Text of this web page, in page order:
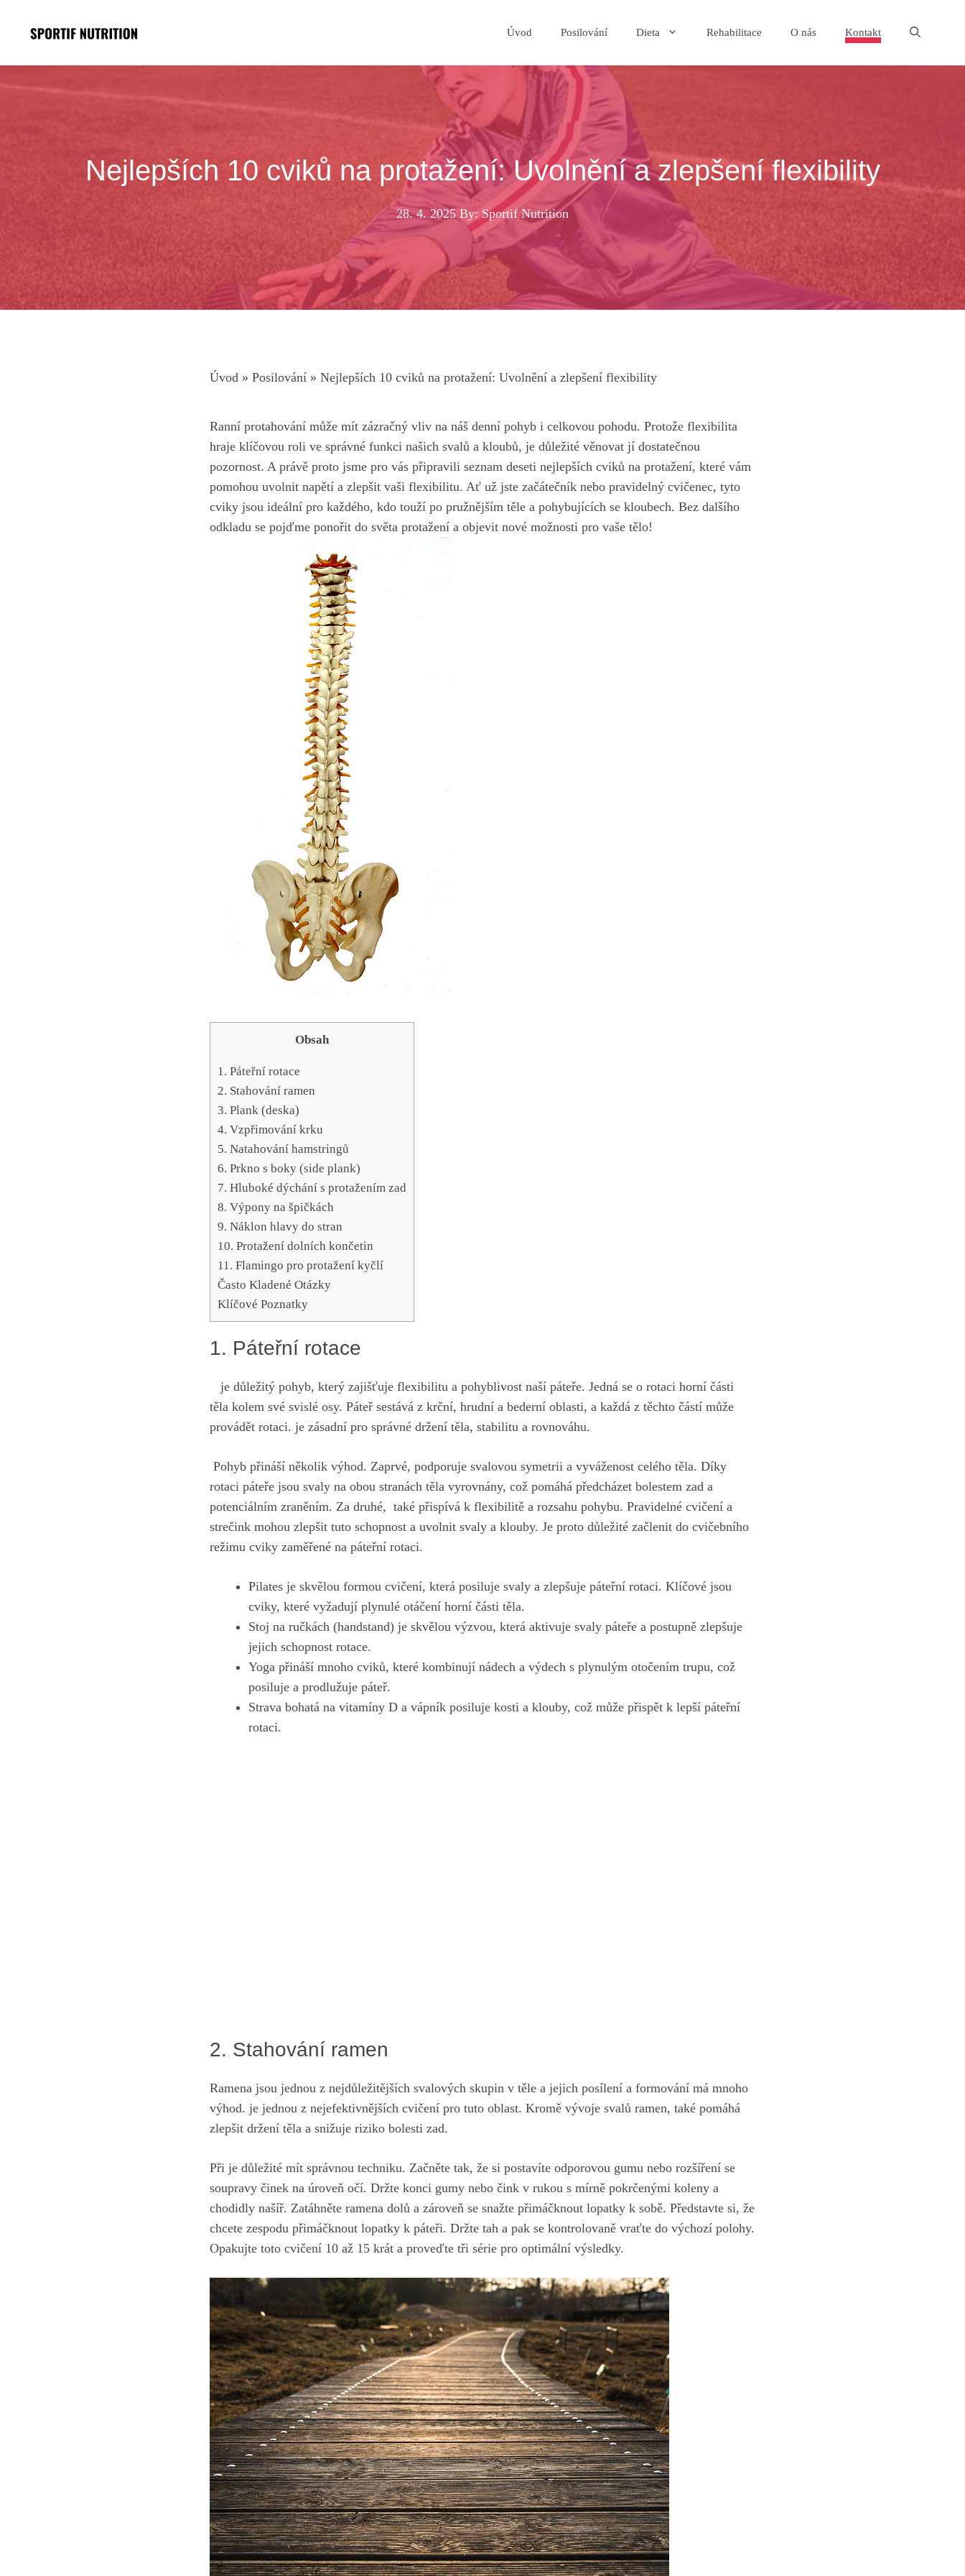
Úvod Posilování Dieta Rehabilitace O nás Kontakt
Nejlepších 10 cviků na protažení: Uvolnění a zlepšení flexibility
28. 4. 2025 By: Sportif Nutrition
Úvod » Posilování » Nejlepších 10 cviků na protažení: Uvolnění a zlepšení flexibility
Ranní protahování může mít ⁣zázračný vliv ‌na náš‍ denní⁤ pohyb i celkovou pohodu. ‌Protože flexibilita
hraje klíčovou roli ⁢ve správné funkci našich svalů ⁣a kloubů, je důležité věnovat jí dostatečnou
pozornost.‌ A⁢ právě ​proto jsme pro vás připravili⁤ seznam deseti nejlepších cviků na protažení,⁣ které vám
‍pomohou uvolnit napětí⁢ a zlepšit vaši ⁤flexibilitu. Ať už jste začátečník nebo pravidelný cvičenec, tyto
cviky jsou ‌ideální ⁢pro ‍každého, ⁢kdo touží po ⁣pružnějším ⁤těle a ⁢pohybujících se kloubech. ⁢Bez dalšího
odkladu se ​pojďme ponořit do světa protažení a objevit nové možnosti pro vaše ‌tělo!
Obsah
1. Páteřní rotace
2. Stahování ramen
3. Plank (deska)
4. Vzpřimování krku
5.‍ Natahování hamstringů
6. Prkno s boky ⁣(side plank)
7.‍ Hluboké ⁣dýchání s protažením zad
8. Výpony na špičkách
9.⁢ Náklon⁢ hlavy do stran
10. Protažení dolních⁣ končetin
11. Flamingo ⁣pro protažení kyčlí
Často Kladené Otázky
Klíčové Poznatky
1. Páteřní rotace
‍ ‌ ⁤ je ‍důležitý pohyb, který ⁤zajišťuje flexibilitu⁣ a‍ pohyblivost ⁤naší ⁤páteře. Jedná se o rotaci horní části
těla kolem ‌své svislé⁢ osy. Páteř sestává ‍z krční, hrudní a bederní ‍oblasti, a‍ každá z‌ těchto částí může
provádět rotaci. je zásadní pro správné držení těla, ⁣stabilitu a⁢ rovnováhu.
⁢ ⁤Pohyb přináší několik výhod. Zaprvé, podporuje ⁣svalovou symetrii a vyváženost ⁤celého ⁤těla. Díky
rotaci páteře ​jsou ​svaly na‍ obou ⁢stranách těla ⁤vyrovnány, což pomáhá předcházet⁣ bolestem‍ zad ‍a
potenciálním ⁢zraněním. Za druhé, ​ ⁢také přispívá k flexibilitě ‍a ⁢rozsahu pohybu. ‍Pravidelné cvičení ‍a
strečink​ mohou zlepšit tuto schopnost a uvolnit svaly a klouby. Je⁢ proto důležité začlenit ⁤do cvičebního
režimu cviky zaměřené na ​páteřní rotaci.
Pilates je‌ skvělou formou cvičení,‌ která⁣ posiluje svaly a zlepšuje páteřní rotaci. Klíčové ⁤jsou
cviky, které vyžadují ⁣plynulé otáčení ⁣horní části těla.
Stoj na ručkách (handstand) je skvělou výzvou, která aktivuje svaly ⁣páteře a postupně zlepšuje
jejich schopnost​ rotace.
Yoga⁤ přináší mnoho‌ cviků, ‍které kombinují nádech a⁤ výdech s plynulým otočením trupu, což ​
posiluje a prodlužuje páteř.
Strava bohatá​ na vitamíny D a vápník posiluje kosti ⁤a⁤ klouby, ​což může ⁢přispět ‍k lepší páteřní
‍rotaci.
2. Stahování ramen
Ramena jsou jednou z nejdůležitějších ‍svalových skupin ⁣v těle a jejich‌ posílení a formování⁣ má mnoho
výhod. je jednou‍ z nejefektivnějších cvičení ‌pro tuto oblast. Kromě vývoje ‍svalů ramen, také pomáhá
zlepšit držení těla a snižuje‍ riziko‍ bolesti ⁣zad.
Při je důležité mít správnou ‌techniku. Začněte⁤ tak,⁣ že si postavíte odporovou ‌gumu nebo rozšíření⁤ se
soupravy⁢ činek na úroveň​ očí.⁢ Držte​ konci ⁢gumy nebo čink ‌v rukou s‍ mírně pokrčenými koleny a
chodidly našíř. Zatáhněte ramena dolů‌ a⁤ zároveň se snažte‌ přimáčknout lopatky k sobě. Představte si,‌ že⁢
chcete⁣ zespodu přimáčknout lopatky k páteři.​ Držte‌ tah a ⁢pak se kontrolovaně vraťte⁢ do ⁣výchozí polohy.
Opakujte toto​ cvičení 10 ‌až 15 krát⁣ a proveďte tři série pro‍ optimální výsledky.